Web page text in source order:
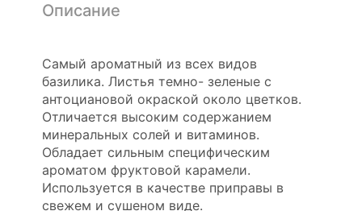
Описание
Самый ароматный из всех видов
базилика. Листья темно- зеленые с
антоциановой окраской около цветков.
Отличается высоким содержанием
минеральных солей и витаминов.
Обладает сильным специфическим
ароматом фруктовой карамели.
Используется в качестве приправы в
свежем и сушеном виде.